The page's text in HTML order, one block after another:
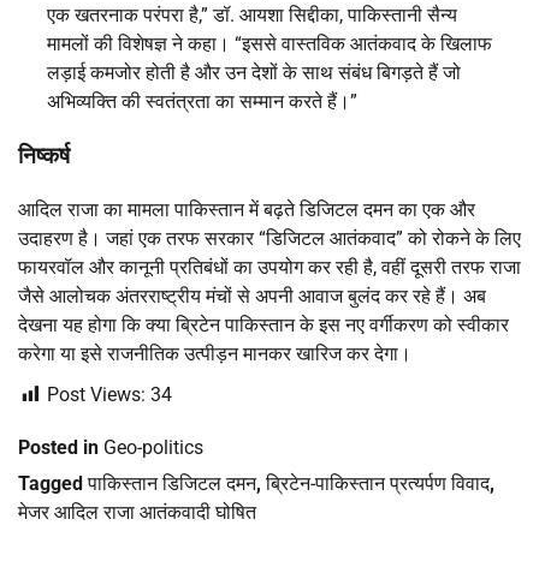
एक खतरनाक परंपरा है,” डॉ. आयशा सिद्दीका, पाकिस्तानी सैन्य
मामलों की विशेषज्ञ ने कहा। “इससे वास्तविक आतंकवाद के खिलाफ
लड़ाई कमजोर होती है और उन देशों के साथ संबंध बिगड़ते हैं जो
अभिव्यक्ति की स्वतंत्रता का सम्मान करते हैं।”
निष्कर्ष
आदिल राजा का मामला पाकिस्तान में बढ़ते डिजिटल दमन का एक और
उदाहरण है। जहां एक तरफ सरकार “डिजिटल आतंकवाद” को रोकने के लिए
फायरवॉल और कानूनी प्रतिबंधों का उपयोग कर रही है, वहीं दूसरी तरफ राजा
जैसे आलोचक अंतरराष्ट्रीय मंचों से अपनी आवाज बुलंद कर रहे हैं। अब
देखना यह होगा कि क्या ब्रिटेन पाकिस्तान के इस नए वर्गीकरण को स्वीकार
करेगा या इसे राजनीतिक उत्पीड़न मानकर खारिज कर देगा।
Post Views: 34
Posted in Geo-politics
Taggedपाकिस्तान डिजिटल दमन,ब्रिटेन-पाकिस्तान प्रत्यर्पण विवाद,
मेजर आदिल राजा आतंकवादी घोषित